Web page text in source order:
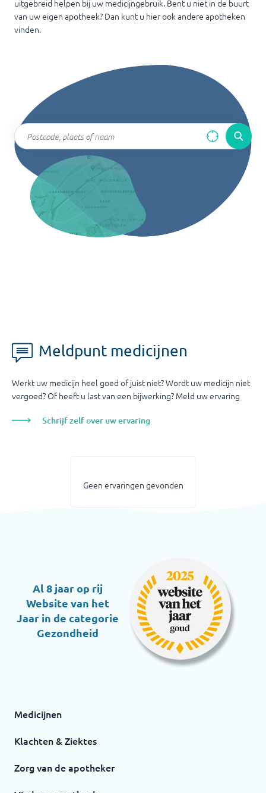
uitgebreid helpen bij uw medicijngebruik. Bent u niet in de buurt
van uw eigen apotheek? Dan kunt u hier ook andere apotheken
vinden.
Meldpunt medicijnen
Werkt uw medicijn heel goed of juist niet? Wordt uw medicijn niet
vergoed? Of heeft u last van een bijwerking? Meld uw ervaring
Schrijf zelf over uw ervaring
Geen ervaringen gevonden
Al 8 jaar op rij
Website van het
Jaar in de categorie
Gezondheid
Medicijnen
Klachten & Ziektes
Zorg van de apotheker